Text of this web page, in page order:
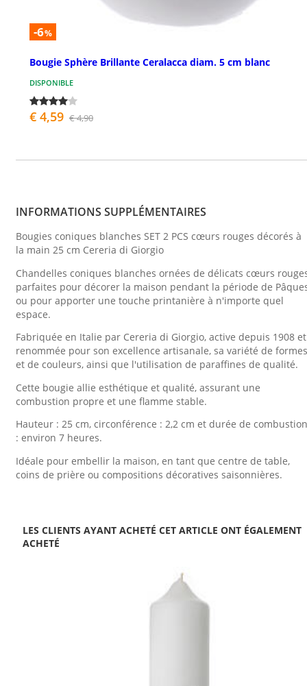
-6%
Bougie Sphère Brillante Ceralacca diam. 5 cm blanc
DISPONIBLE
€ 4,59 € 4,90
INFORMATIONS SUPPLÉMENTAIRES
Bougies coniques blanches SET 2 PCS cœurs rouges décorés à
la main 25 cm Cereria di Giorgio
Chandelles coniques blanches ornées de délicats cœurs
parfaites pour décorer la maison pendant la période de
ou pour apporter une touche printanière à n'importe quel
espace.
Fabriquée en Italie par Cereria di Giorgio, active depuis 1908 et
renommée pour son excellence artisanale, sa variété de formes
et de couleurs, ainsi que l'utilisation de paraffines de qualité.
Cette bougie allie esthétique et qualité, assurant une
combustion propre et une flamme stable.
Hauteur : 25 cm, circonférence : 2,2 cm et durée de combustion
: environ 7 heures.
Idéale pour embellir la maison, en tant que centre de table,
coins de prière ou compositions décoratives saisonnières.
LES CLIENTS AYANT ACHETÉ CET ARTICLE ONT ÉGALEMENT
ACHETÉ